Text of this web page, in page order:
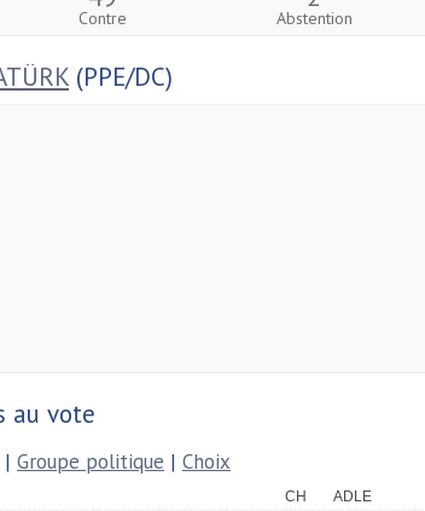
Contre Abstention
(PPE/DC)
au vote
| Groupe politique | Choix
CH
ADLE